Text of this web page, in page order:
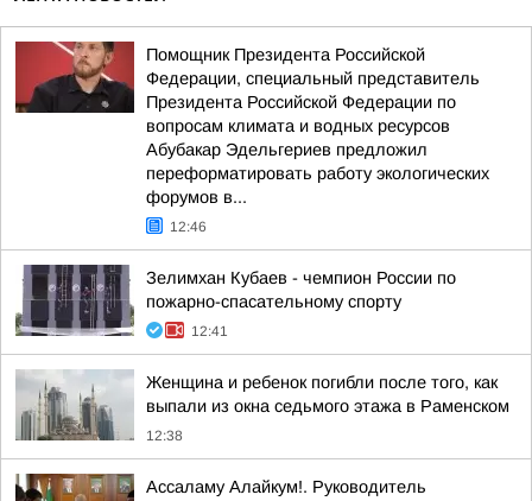
Помощник Президента Российской
Федерации, специальный представитель
Президента Российской Федерации по
вопросам климата и водных ресурсов
Абубакар Эдельгериев предложил
переформатировать работу экологических
форумов в...
12:46
Зелимхан Кубаев - чемпион России по
пожарно-спасательному спорту
12:41
Женщина и ребенок погибли после того, как
выпали из окна седьмого этажа в Раменском
12:38
Ассаламу Алайкум!. Руководитель